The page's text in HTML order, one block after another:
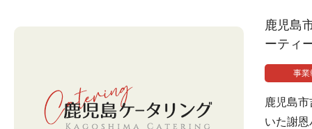
鹿児島
ーティ
事業
鹿児島
いた謝